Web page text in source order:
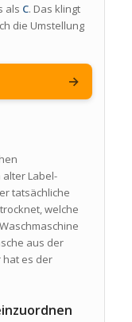
als C. Das klingt
die Umstellung
→
alter Label-
tatsächliche
welche
aus der
hat es der